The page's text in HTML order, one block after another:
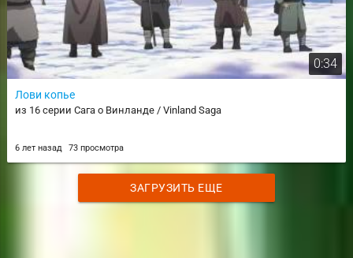
0:34
Лови копье
из 16 серии Сага о Винланде / Vinland Saga
6 лет назад 73 просмотра
ЗАГРУЗИТЬ ЕЩЕ